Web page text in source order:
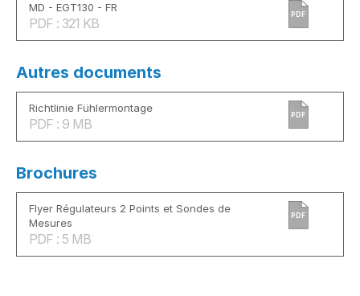
MD - EGT130 - FR
PDF : 321 KB
PDF
Autres documents
Richtlinie Fühlermontage
PDF : 9 MB
PDF
Brochures
Flyer Régulateurs 2 Points et Sondes de
Mesures
PDF : 5 MB
PDF